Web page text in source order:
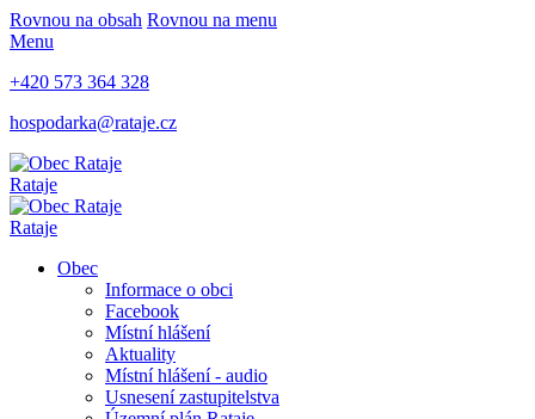
Rovnou na obsah Rovnou na menu
Menu
+420 573 364 328
hospodarka@rataje.cz
Rataje
Rataje
Obec
Informace o obci
Facebook
Místní hlášení
Aktuality
Místní hlášení - audio
Usnesení zastupitelstva